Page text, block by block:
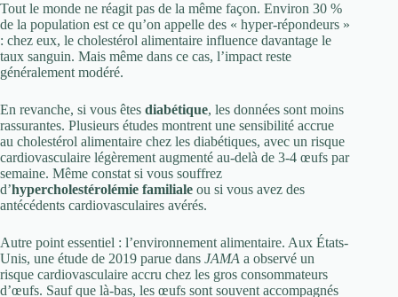
Tout le monde ne réagit pas de la même façon. Environ 30 %
de la population est ce qu’on appelle des « hyper-répondeurs »
: chez eux, le cholestérol alimentaire influence davantage le
taux sanguin. Mais même dans ce cas, l’impact reste
généralement modéré.
En revanche, si vous êtes diabétique, les données sont moins
rassurantes. Plusieurs études montrent une sensibilité accrue
au cholestérol alimentaire chez les diabétiques, avec un risque
cardiovasculaire légèrement augmenté au-delà de 3-4 œufs par
semaine. Même constat si vous souffrez
d’hypercholestérolémie familiale ou si vous avez des
antécédents cardiovasculaires avérés.
Autre point essentiel : l’environnement alimentaire. Aux États-
Unis, une étude de 2019 parue dans JAMA a observé un
risque cardiovasculaire accru chez les gros consommateurs
d’œufs. Sauf que là-bas, les œufs sont souvent accompagnés